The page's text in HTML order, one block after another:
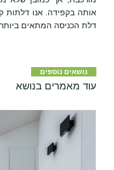
אותה בקפידה. אנו דלתות
דלת הכניסה המתאים ביותר
נושאים נוספים
עוד מאמרים בנושא